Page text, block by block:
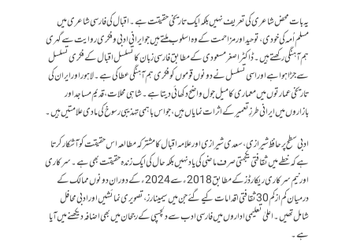
یہ بات محض شاعری کی تعریف نہیں بلکہ ایک تاریخی حقیقت ہے۔ اقبال کی فارسی شاعری میں
مسلم اُمہ کی خودی، توحید اور مزاحمت کے وہ اسلوب ملتے ہیں جو ایرانی ادبی و فکری روایت سے گہری
ہم آہنگی رکھتے ہیں۔ ڈاکٹر اصغر مسعودی کے مطابق فارسی زبان کا تسلسل اقبال کے فکری تسلسل
سے جڑا ہوا ہے اور اسی تسلسل نے دونوں قوموں کو فکری ہم آہنگی عطا کی ہے۔لاہور اور ایران کی
تاریخی عمارتوں میں معماری کا میل جول واضح دکھائی دیتا ہے۔ شاہی محلات، قدیم مساجد اور
بازاروں میں ایرانی طرزِ تعمیر کے اثرات نمایاں ہیں، جو اس باہمی تہذیبی رسوخ کی مادی علامتیں ہیں۔
ادبی سطح پر حافظ شیرازی، سعدی شیرازی اور علامہ اقبال کا مشترکہ مطالعہ اس حقیقت کو آشکار کرتا
ہے کہ خطے میں ثقافتی یکجہتی صرف ماضی کی یاد نہیں بلکہ حال کی ایک زندہ حقیقت بھی ہے۔سرکاری
اور نیم سرکاری ریکارڈز کے مطابق 2018ء سے 2024ء کے دوران دونوں ممالک کے
درمیان کم از کم 30 ثقافتی اقدامات کیے گئے جن میں سیمینارز، تصویری نمائشیں اور ادبی محافل
شامل تھیں۔ اعلیٰ تعلیمی اداروں میں فارسی ادب سے دلچسپی کے رجحان میں بھی اضافہ دیکھنے میں آیا
ہے۔